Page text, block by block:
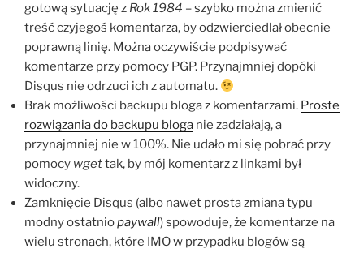
gotową sytuację z Rok 1984 – szybko można zmienić
treść czyjegoś komentarza, by odzwierciedlał obecnie
poprawną linię. Można oczywiście podpisywać
komentarze przy pomocy PGP. Przynajmniej dopóki
Disqus nie odrzuci ich z automatu.
Brak możliwości backupu bloga z komentarzami. Proste
rozwiązania do backupu bloga nie zadziałają, a
przynajmniej nie w 100%. Nie udało mi się pobrać przy
pomocy wgettak, by mój komentarz z linkami był
widoczny.
Zamknięcie Disqus (albo nawet prosta zmiana typu
modny ostatniopaywall) spowoduje, że komentarze na
wielu stronach, które IMO w przypadku blogów są